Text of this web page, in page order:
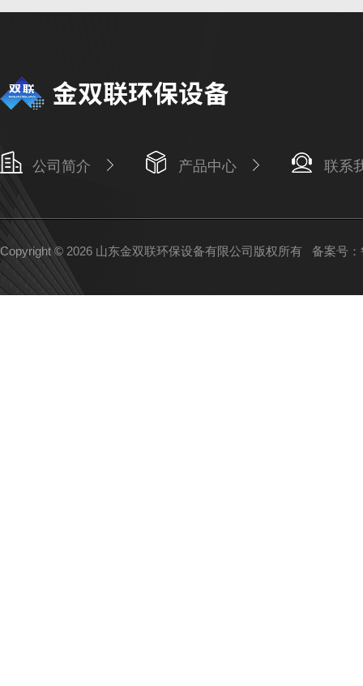
公司简介 产品中心 联系
Copyright © 2026 山东金双联环保设备有限公司版权所有 备案号